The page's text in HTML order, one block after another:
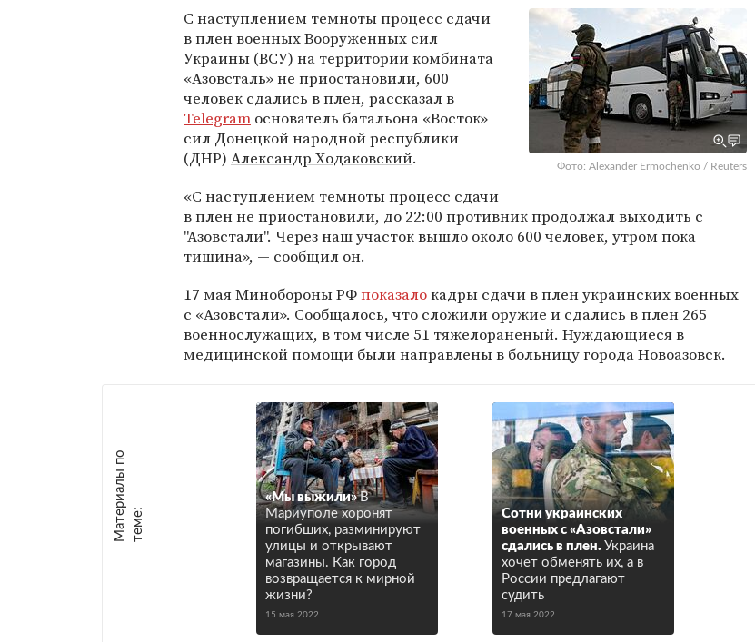
Фото: Alexander Ermochenko / Reuters
С наступлением темноты процесс сдачи
в плен военных Вооруженных сил
Украины (ВСУ) на территории комбината
«Азовсталь» не приостановили, 600
человек сдались в плен, рассказал в
Telegram основатель батальона «Восток»
сил Донецкой народной республики
(ДНР) Александр Ходаковский.
«С наступлением темноты процесс сдачи
в плен не приостановили, до 22:00 противник продолжал выходить с
"Азовстали". Через наш участок вышло около 600 человек, утром пока
тишина», — сообщил он.
17 маяМинобороны РФпоказалокадры сдачи в плен украинских военных
с «Азовстали». Сообщалось, что сложили оружие и сдались в плен 265
военнослужащих, в том числе 51 тяжелораненый. Нуждающиеся в
медицинской помощи были направлены в больницугорода Новоазовск.
М
а
т е
р
и
а
л
ы
п
о
т
е
м
е :
«Мы выжили» В
Мариуполе хоронят
погибших, разминируют
улицы и открывают
магазины. Как город
возвращается к мирной
жизни?
15 мая 2022
Сотни украинских
военных с «Азовстали»
сдались в плен. Украина
хочет обменять их, а в
России предлагают
судить
17 мая 2022